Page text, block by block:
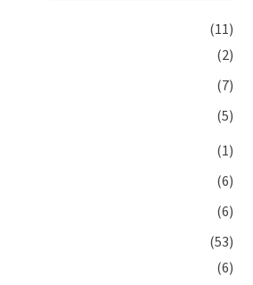
(11)
(2)
(7)
(5)
(1)
(6)
(6)
(53)
(6)